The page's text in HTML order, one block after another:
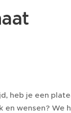
heb je een
en wensen?